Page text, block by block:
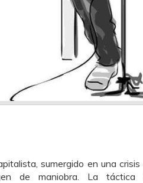
sumergido en una
de maniobra. La